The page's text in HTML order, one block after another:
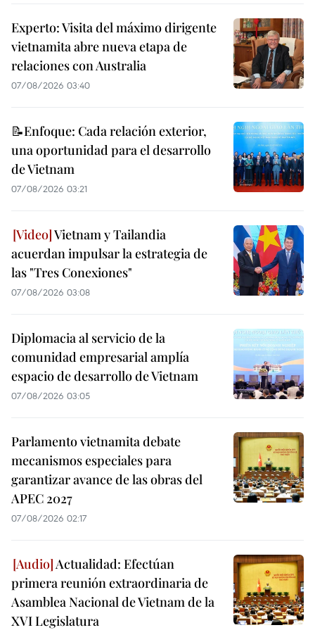
Experto: Visita del máximo dirigente
vietnamita abre nueva etapa de
relaciones con Australia
07/08/2026 03:40
📝Enfoque: Cada relación exterior,
una oportunidad para el desarrollo
de Vietnam
07/08/2026 03:21
Vietnam y Tailandia
acuerdan impulsar la estrategia de
las "Tres Conexiones"
07/08/2026 03:08
Diplomacia al servicio de la
comunidad empresarial amplía
espacio de desarrollo de Vietnam
07/08/2026 03:05
Parlamento vietnamita debate
mecanismos especiales para
garantizar avance de las obras del
APEC 2027
07/08/2026 02:17
Actualidad: Efectúan
primera reunión extraordinaria de
Asamblea Nacional de Vietnam de la
XVI Legislatura